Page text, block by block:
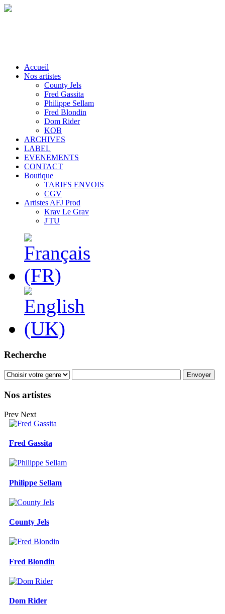
Accueil
Nos artistes
County Jels
Fred Gassita
Philippe Sellam
Fred Blondin
Dom Rider
KOB
ARCHIVES
LABEL
EVENEMENTS
CONTACT
Boutique
TARIFS ENVOIS
CGV
Artistes AFJ Prod
Krav Le Grav
J'TU
Recherche
Nos artistes
Prev Next
Fred Gassita
Philippe Sellam
County Jels
Fred Blondin
Dom Rider